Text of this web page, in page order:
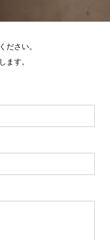
ださい。
ます。